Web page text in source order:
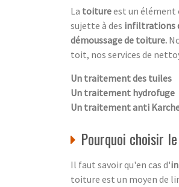
La toitureest un élément
sujette à des infiltrations
démoussage de toiture.
toit, nos services de
Un traitement des tuiles
Un traitement hydrofuge
Un traitement anti
Pourquoi choisir
Il faut savoir qu'en cas d'
toiture est un moyen de